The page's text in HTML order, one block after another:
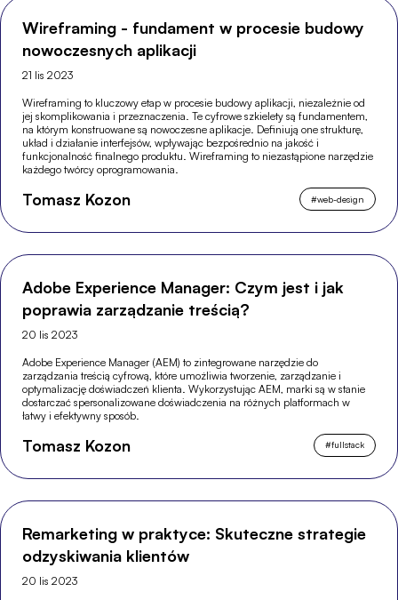
Wireframing - fundament w procesie budowy
nowoczesnych aplikacji
21 lis 2023
Wireframing to kluczowy etap w procesie budowy aplikacji, niezależnie od
jej skomplikowania i przeznaczenia. Te cyfrowe szkielety są fundamentem,
na którym konstruowane są nowoczesne aplikacje. Definiują one strukturę,
układ i działanie interfejsów, wpływając bezpośrednio na jakość i
funkcjonalność finalnego produktu. Wireframing to niezastąpione narzędzie
każdego twórcy oprogramowania.
Tomasz Kozon #web-design
Adobe Experience Manager: Czym jest i jak
poprawia zarządzanie treścią?
20 lis 2023
Adobe Experience Manager (AEM) to zintegrowane narzędzie do
zarządzania treścią cyfrową, które umożliwia tworzenie, zarządzanie i
optymalizację doświadczeń klienta. Wykorzystując AEM, marki są w stanie
dostarczać spersonalizowane doświadczenia na różnych platformach w
łatwy i efektywny sposób.
Tomasz Kozon #fullstack
Remarketing w praktyce: Skuteczne strategie
odzyskiwania klientów
20 lis 2023